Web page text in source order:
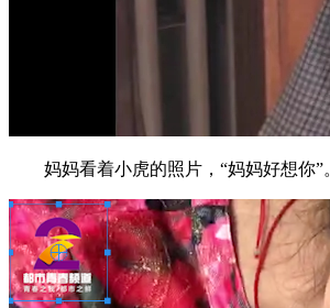
妈妈看着小虎的照片，“妈妈好想你”